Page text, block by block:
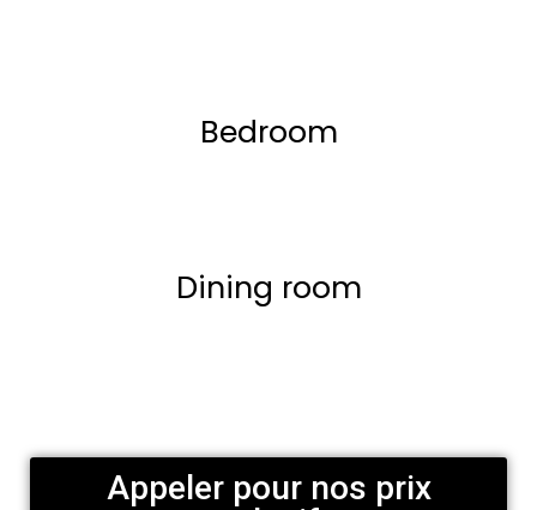
Bedroom
Dining room
Appeler pour nos prix